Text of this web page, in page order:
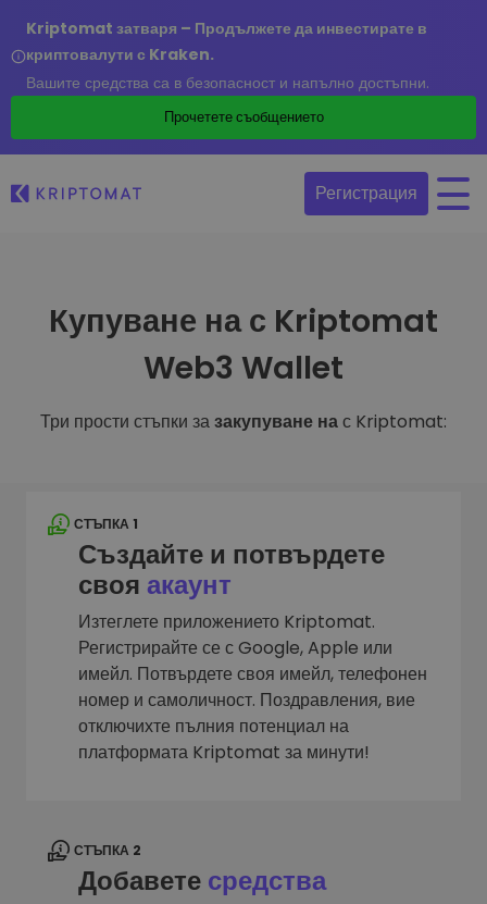
Kriptomat затваря – Продължете да инвестирате в
криптовалути с Kraken.
Вашите средства са в безопасност и напълно достъпни.
Прочетете съобщението
Регистрация
Купуване на с Kriptomat
Web3 Wallet
Три прости стъпки зазакупуване нас Kriptomat:
СТЪПКА 1
Създайте и потвърдете
своя акаунт
Изтеглете приложението Kriptomat.
Регистрирайте се с Google, Apple или
имейл. Потвърдете своя имейл, телефонен
номер и самоличност. Поздравления, вие
отключихте пълния потенциал на
платформата Kriptomat за минути!
СТЪПКА 2
Добавете средства